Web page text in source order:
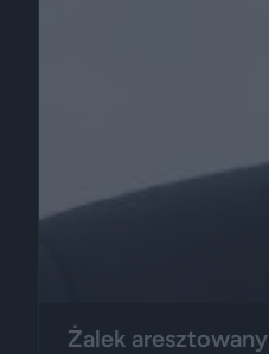
Żalek aresztowany